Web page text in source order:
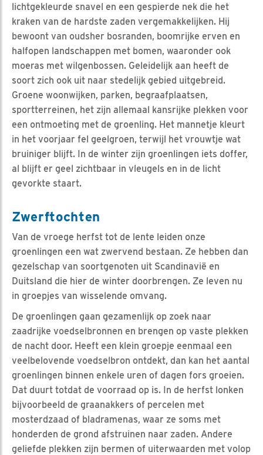
lichtgekleurde snavel en een gespierde nek die het
kraken van de hardste zaden vergemakkelijken. Hij
bewoont van oudsher bosranden, boomrijke erven en
halfopen landschappen met bomen, waaronder ook
moeras met wilgenbossen. Geleidelijk aan heeft de
soort zich ook uit naar stedelijk gebied uitgebreid.
Groene woonwijken, parken, begraafplaatsen,
sportterreinen, het zijn allemaal kansrijke plekken voor
een ontmoeting met de groenling. Het mannetje kleurt
in het voorjaar fel geelgroen, terwijl het vrouwtje wat
bruiniger blijft. In de winter zijn groenlingen iets doffer,
al blijft er geel zichtbaar in vleugels en in de licht
gevorkte staart.
Zwerftochten
Van de vroege herfst tot de lente leiden onze
groenlingen een wat zwervend bestaan. Ze hebben dan
gezelschap van soortgenoten uit Scandinavië en
Duitsland die hier de winter doorbrengen. Ze leven nu
in groepjes van wisselende omvang.
De groenlingen gaan gezamenlijk op zoek naar
zaadrijke voedselbronnen en brengen op vaste plekken
de nacht door. Heeft een klein groepje eenmaal een
veelbelovende voedselbron ontdekt, dan kan het aantal
groenlingen binnen enkele uren of dagen fors groeien.
Dat duurt totdat de voorraad op is. In de herfst lonken
bijvoorbeeld de graanakkers of percelen met
mosterdzaad of bladramenas, waar ze soms met
honderden de grond afstruinen naar zaden. Andere
geliefde plekken zijn bermen of uiterwaarden met volop